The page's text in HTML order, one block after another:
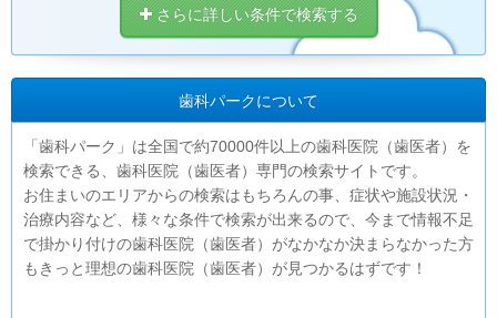
さらに詳しい条件で検索する
歯科パークについて
「歯科パーク」は全国で約70000件以上の歯科医院（歯医者）を
検索できる、歯科医院（歯医者）専門の検索サイトです。
お住まいのエリアからの検索はもちろんの事、症状や施設状況・
治療内容など、様々な条件で検索が出来るので、今まで情報不足
で掛かり付けの歯科医院（歯医者）がなかなか決まらなかった方
もきっと理想の歯科医院（歯医者）が見つかるはずです！